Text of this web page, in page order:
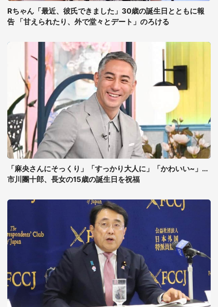
Rちゃん「最近、彼氏できました」30歳の誕生日とともに報
告 「甘えられたり、外で堂々とデート」のろける
「麻央さんにそっくり」「すっかり大人に」「かわいい~」...
市川團十郎、長女の15歳の誕生日を祝福